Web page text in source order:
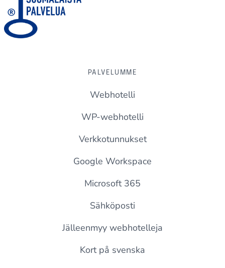
PALVELUMME
Webhotelli
WP-webhotelli
Verkkotunnukset
Google Workspace
Microsoft 365
Sähköposti
Jälleenmyy webhotelleja
Kort på svenska